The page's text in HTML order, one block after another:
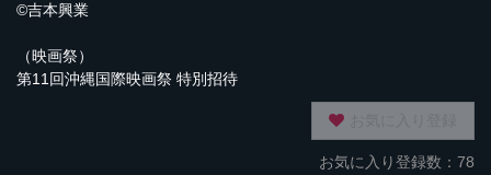
©吉本興業
（映画祭）
第11回沖縄国際映画祭 特別招待
お気に入り登録数：78